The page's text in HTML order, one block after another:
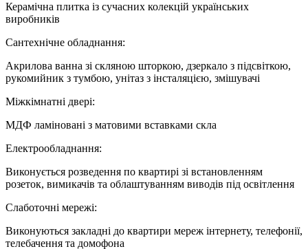
Керамічна плитка із сучасних колекцій українських
виробників
Cантехнічне обладнання:
Акрилова ванна зі скляною шторкою, дзеркало з підсвіткою,
рукомийник з тумбою, унітаз з інсталяцією, змішувачі
Міжкімнатні двері:
МДФ ламіновані з матовими вставками скла
Електрообладнання:
Виконується розведення по квартирі зі встановленням
розеток, вимикачів та облаштуванням виводів під освітлення
Слаботочні мережі:
Виконуються закладні до квартири мереж інтернету, телефонії,
телебачення та домофона